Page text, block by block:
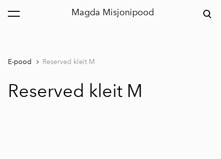
Magda Misjonipood
lisati ostukorvi. Vaata ostukorvi
E-pood Reserved kleit M
Reserved kleit M